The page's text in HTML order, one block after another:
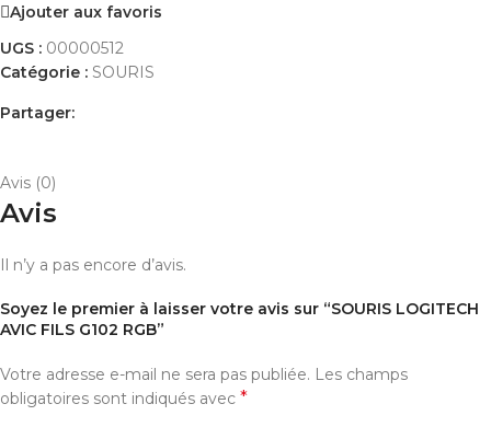
Ajouter aux favoris
UGS : 00000512
Catégorie : SOURIS
Partager:
Avis (0)
Avis
Il n’y a pas encore d’avis.
Soyez le premier à laisser votre avis sur “SOURIS LOGITECH
AVIC FILS G102 RGB”
Votre adresse e-mail ne sera pas publiée. Les champs
obligatoires sont indiqués avec *